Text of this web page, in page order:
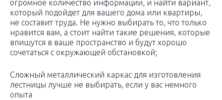
огромное количество информации, и найти вариант,
который подойдет для вашего дома или квартиры,
не составит труда. Не нужно выбирать то, что только
нравится вам, а стоит найти такие решения, которые
впишутся в ваше пространство и будут хорошо
сочетаться с окружающей обстановкой;
Сложный металлический каркас для изготовления
лестницы лучше не выбирать, если у вас немного
опыта